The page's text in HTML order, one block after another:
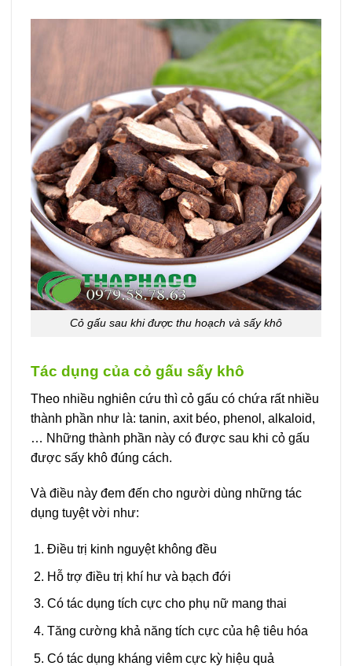
Cỏ gấu sau khi được thu hoạch và sấy khô
Tác dụng của cỏ gấu sấy khô
Theo nhiều nghiên cứu thì cỏ gấu có chứa rất nhiều
thành phần như là: tanin, axit béo, phenol, alkaloid,
… Những thành phần này có được sau khi cỏ gấu
được sấy khô đúng cách.
Và điều này đem đến cho người dùng những tác
dụng tuyệt vời như:
Điều trị kinh nguyệt không đều
Hỗ trợ điều trị khí hư và bạch đới
Có tác dụng tích cực cho phụ nữ mang thai
Tăng cường khả năng tích cực của hệ tiêu hóa
Có tác dụng kháng viêm cực kỳ hiệu quả